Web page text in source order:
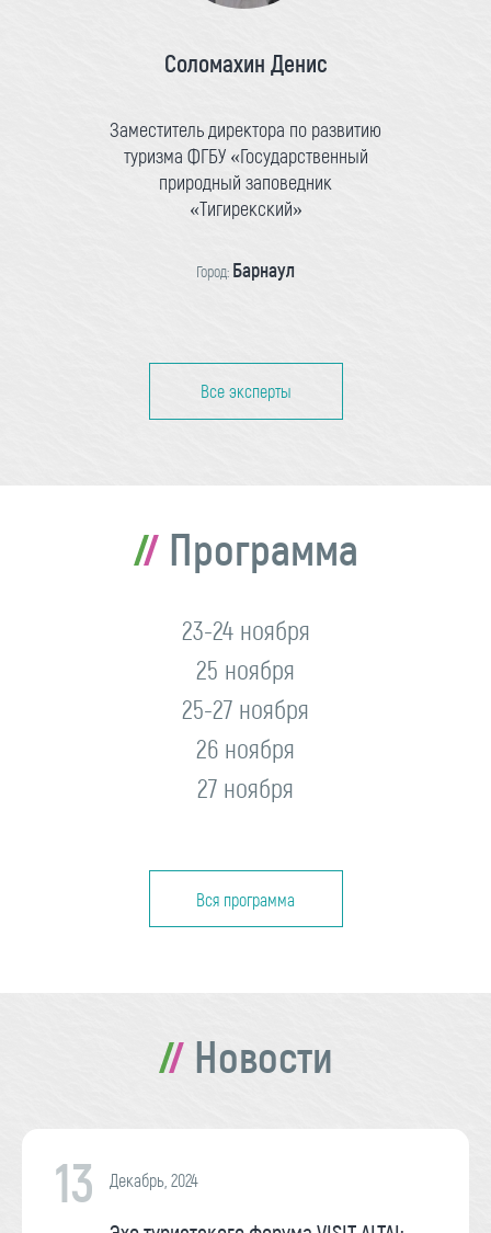
Соломахин Денис
Заместитель директора по развитию
туризма ФГБУ «Государственный
природный заповедник
«Тигирекский»
Город: Барнаул
Все эксперты
Программа
23-24 ноября
25 ноября
25-27 ноября
26 ноября
27 ноября
Вся программа
Новости
13 Декабрь, 2024